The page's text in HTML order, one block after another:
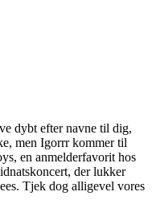
dybt efter navne til dig,
men Igorrr kommer til
en anmelderfavorit hos
der lukker
Tjek dog alligevel vores